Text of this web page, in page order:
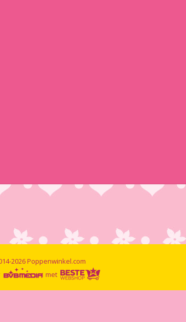
2026 Poppenwinkel.com
met